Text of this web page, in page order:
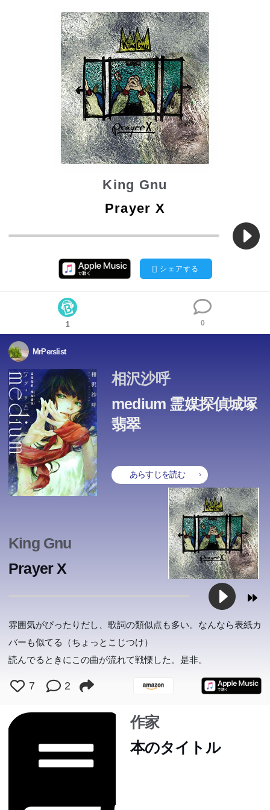
King Gnu
Prayer X
シェアする
1 0
MrPerslist
相沢沙呼
medium 霊媒探偵城塚
翡翠
あらすじを読む
この本のあらすじは準備中です。Amazonで読むこともでき
King Gnu
Prayer X
雰囲気がぴったりだし、歌詞の類似点も多い。なんなら表紙カ
バーも似てる（ちょっとこじつけ）
読んでるときにこの曲が流れて戦慄した。是非。
7 2
作家
本のタイトル